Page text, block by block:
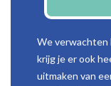
We verwachten
krijg je er ook
uitmaken van